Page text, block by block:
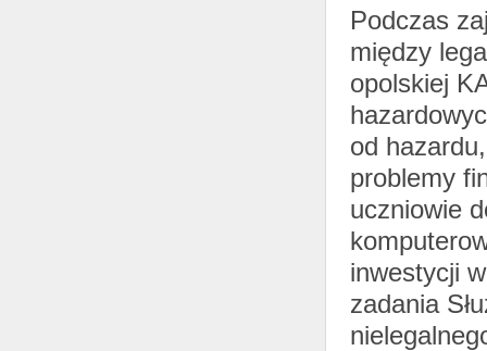
Podczas
między
opolskiej
od
problemy
uczniowie
inwestycji
zadania